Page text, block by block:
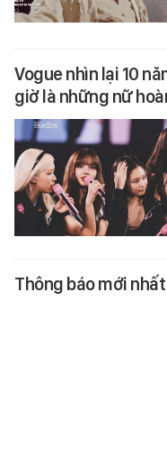
Vogue nhìn lại 10
giờ là những nữ
Thông báo mới